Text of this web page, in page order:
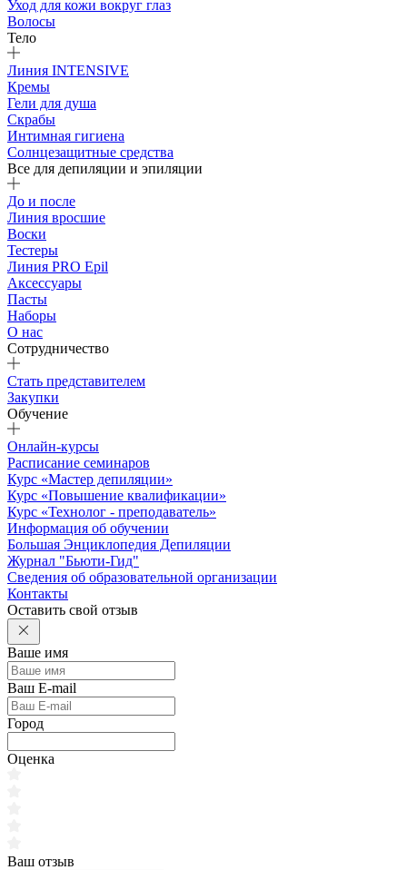
Уход для кожи вокруг глаз
Волосы
Тело
Линия INTENSIVE
Кремы
Гели для душа
Скрабы
Интимная гигиена
Солнцезащитные средства
Все для депиляции и эпиляции
До и после
Линия вросшие
Воски
Тестеры
Линия PRO Epil
Аксессуары
Пасты
Наборы
О нас
Сотрудничество
Стать представителем
Закупки
Обучение
Онлайн-курсы
Расписание семинаров
Курс «Мастер депиляции»
Курс «Повышение квалификации»
Курс «Технолог - преподаватель»
Информация об обучении
Большая Энциклопедия Депиляции
Журнал "Бьюти-Гид"
Сведения об образовательной организации
Контакты
Оставить свой отзыв
Ваше имя
Ваш E-mail
Город
Оценка
Ваш отзыв